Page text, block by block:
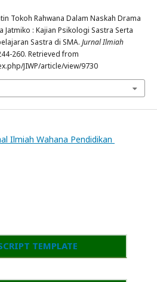
Tokoh Rahwana Dalam Naskah Drama
Jatmiko : Kajian Psikologi Sastra Serta
Sastra di SMA. Jurnal Ilmiah
260. Retrieved from
JIWP/article/view/9730
Ilmiah Wahana Pendidikan
TEMPLATE